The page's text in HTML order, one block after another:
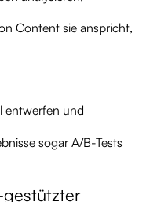
Content sie anspricht,
entwerfen und
sogar A/B-Tests
gestützter